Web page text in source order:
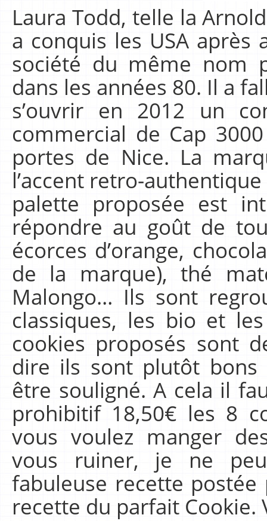
Laura Todd, telle la
a conquis les USA après
société du même nom
dans les années 80. Il a
s’ouvrir en 2012 un
commercial de Cap
portes de Nice. La
l’accent retro-
palette proposée est
répondre au goût de
écorces d’orange,
de la marque), thé
Malongo… Ils sont
classiques, les bio et
cookies proposés sont
dire ils sont plutôt
être souligné. A cela il
prohibitif 18,50€ les 8
vous voulez manger
vous ruiner, je ne
fabuleuse recette
recette du parfait Cookie.